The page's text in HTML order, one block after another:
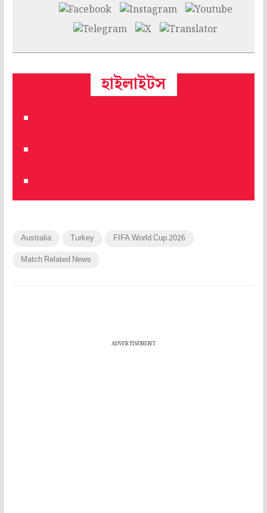
হাইলাইটস
Australia Turkey FIFA World Cup 2026
Match Related News
ADVERTISEMENT